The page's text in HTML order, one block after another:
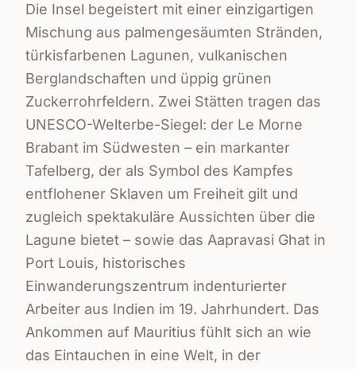
Die Insel begeistert mit einer einzigartigen
Mischung aus palmengesäumten Stränden,
türkisfarbenen Lagunen, vulkanischen
Berglandschaften und üppig grünen
Zuckerrohrfeldern. Zwei Stätten tragen das
UNESCO-Welterbe-Siegel: der Le Morne
Brabant im Südwesten – ein markanter
Tafelberg, der als Symbol des Kampfes
entflohener Sklaven um Freiheit gilt und
zugleich spektakuläre Aussichten über die
Lagune bietet – sowie das Aapravasi Ghat in
Port Louis, historisches
Einwanderungszentrum indenturierter
Arbeiter aus Indien im 19. Jahrhundert. Das
Ankommen auf Mauritius fühlt sich an wie
das Eintauchen in eine Welt, in der